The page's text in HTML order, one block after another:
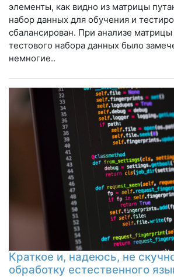
элементы, как видно из матрицы
набор данных для обучения и
сбалансирован. При анализе
тестового набора данных было
немногие..
Краткое и, надеюсь, не
обработку естественного